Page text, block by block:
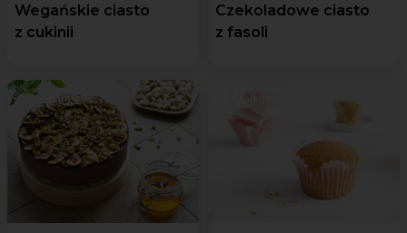
Wegańskie ciasto
z cukinii
Czekoladowe ciasto
z fasoli